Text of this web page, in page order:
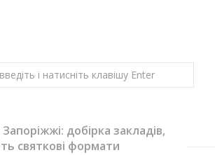
добірка закладів,
святкові формати